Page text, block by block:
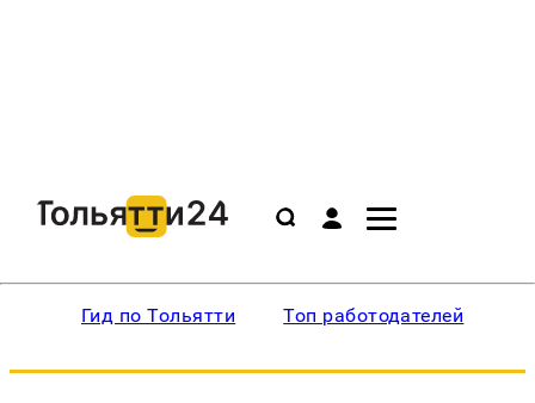
Гид по Тольятти Топ работодателей